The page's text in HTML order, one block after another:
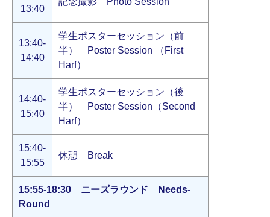
13:40
13:40-
14:40
学生ポスターセッション（前
半） Poster Session （First
Harf）
14:40-
15:40
学生ポスターセッション（後
半） Poster Session（Second
Harf）
15:40-
15:55
休憩 Break
15:55-18:30 ニーズラウンド Needs-
Round